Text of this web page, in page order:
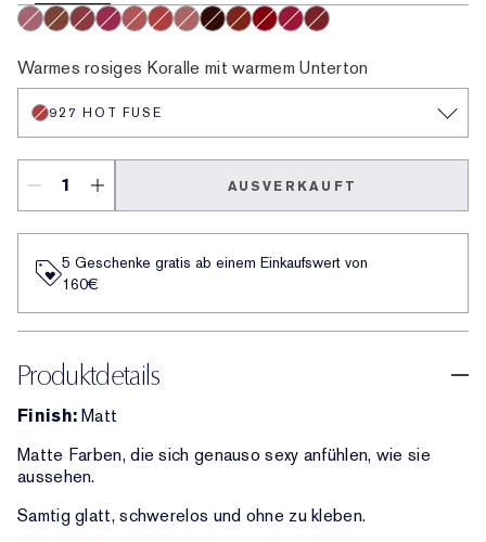
Warmes rosiges Koralle mit warmem Unterton
927 HOT FUSE
AUSVERKAUFT
5 Geschenke gratis ab einem Einkaufswert von
160€​
Produktdetails
Finish:Matt
Matte Farben, die sich genauso sexy anfühlen, wie sie
aussehen.
Samtig glatt, schwerelos und ohne zu kleben.